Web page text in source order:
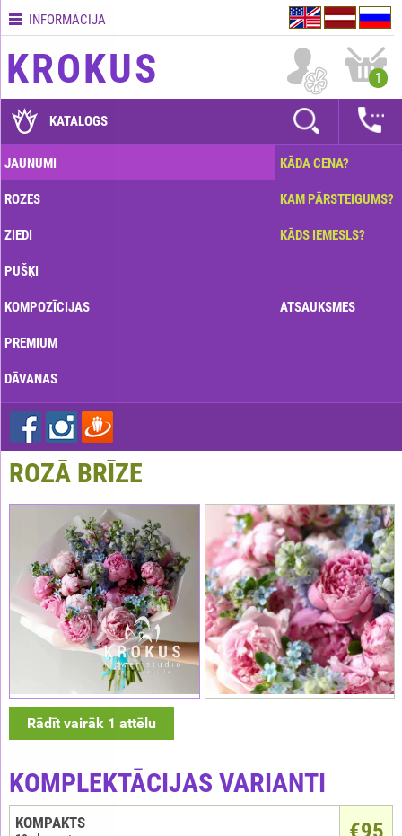
Kontakti
Piegādes
GARANTIJAS
Kā
apmaksāt?
Kā
pasūtījumu?
INFORMĀCIJA
KROKUS 1
KATALOGS
JAUNUMI
ROZES
ZIEDI
PUŠĶI
KOMPOZĪCIJAS
PREMIUM
DĀVANAS
KĀDA CENA?
KAM PĀRSTEIGUMS?
KĀDS IEMESLS?
ATSAUKSMES
ROZĀ BRĪZE
Rādīt vairāk 1 attēlu
KOMPLEKTĀCIJAS VARIANTI
€95
KOMPAKTS